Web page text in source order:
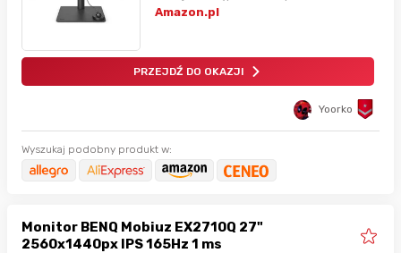
Amazon.pl
PRZEJDŹ DO OKAZJI
Yoorko
Wyszukaj podobny produkt w:
Monitor BENQ Mobiuz EX2710Q 27"
2560x1440px IPS 165Hz 1 ms